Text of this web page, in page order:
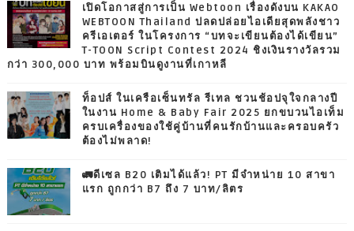
เปิดโอกาสสู่การเป็น Webtoon เรื่องดังบน KAKAO
WEBTOON Thailand ปลดปล่อยไอเดียสุดพลังชาว
ครีเอเตอร์ ในโครงการ “บทจะเขียนต้องได้เขียน”
T-TOON Script Contest 2024 ชิงเงินรางวัลรวม
กว่า 300,000 บาท พร้อมบินดูงานที่เกาหลี
ท็อปส์ ในเครือเซ็นทรัล รีเทล ชวนช้อปจุใจกลางปี
ในงาน Home & Baby Fair 2025 ยกขบวนไอเท็ม
ครบเครื่องของใช้คู่บ้านที่คนรักบ้านและครอบครัว
ต้องไม่พลาด!
🚛ดีเซล B20 เติมได้แล้ว! PT มีจำหน่าย 10 สาขา
แรก ถูกกว่า B7 ถึง 7 บาท/ลิตร